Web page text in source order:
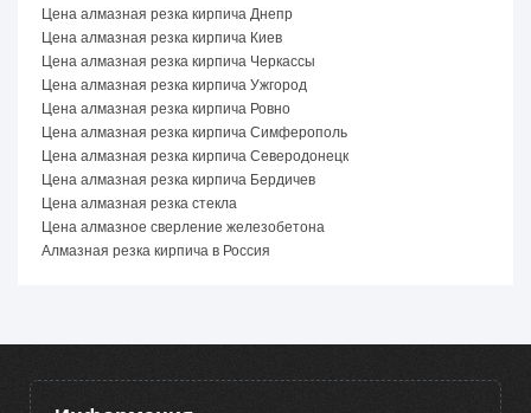
Цена алмазная резка кирпича Днепр
Цена алмазная резка кирпича Киев
Цена алмазная резка кирпича Черкассы
Цена алмазная резка кирпича Ужгород
Цена алмазная резка кирпича Ровно
Цена алмазная резка кирпича Симферополь
Цена алмазная резка кирпича Северодонецк
Цена алмазная резка кирпича Бердичев
Цена алмазная резка стекла
Цена алмазное сверление железобетона
Алмазная резка кирпича в Россия